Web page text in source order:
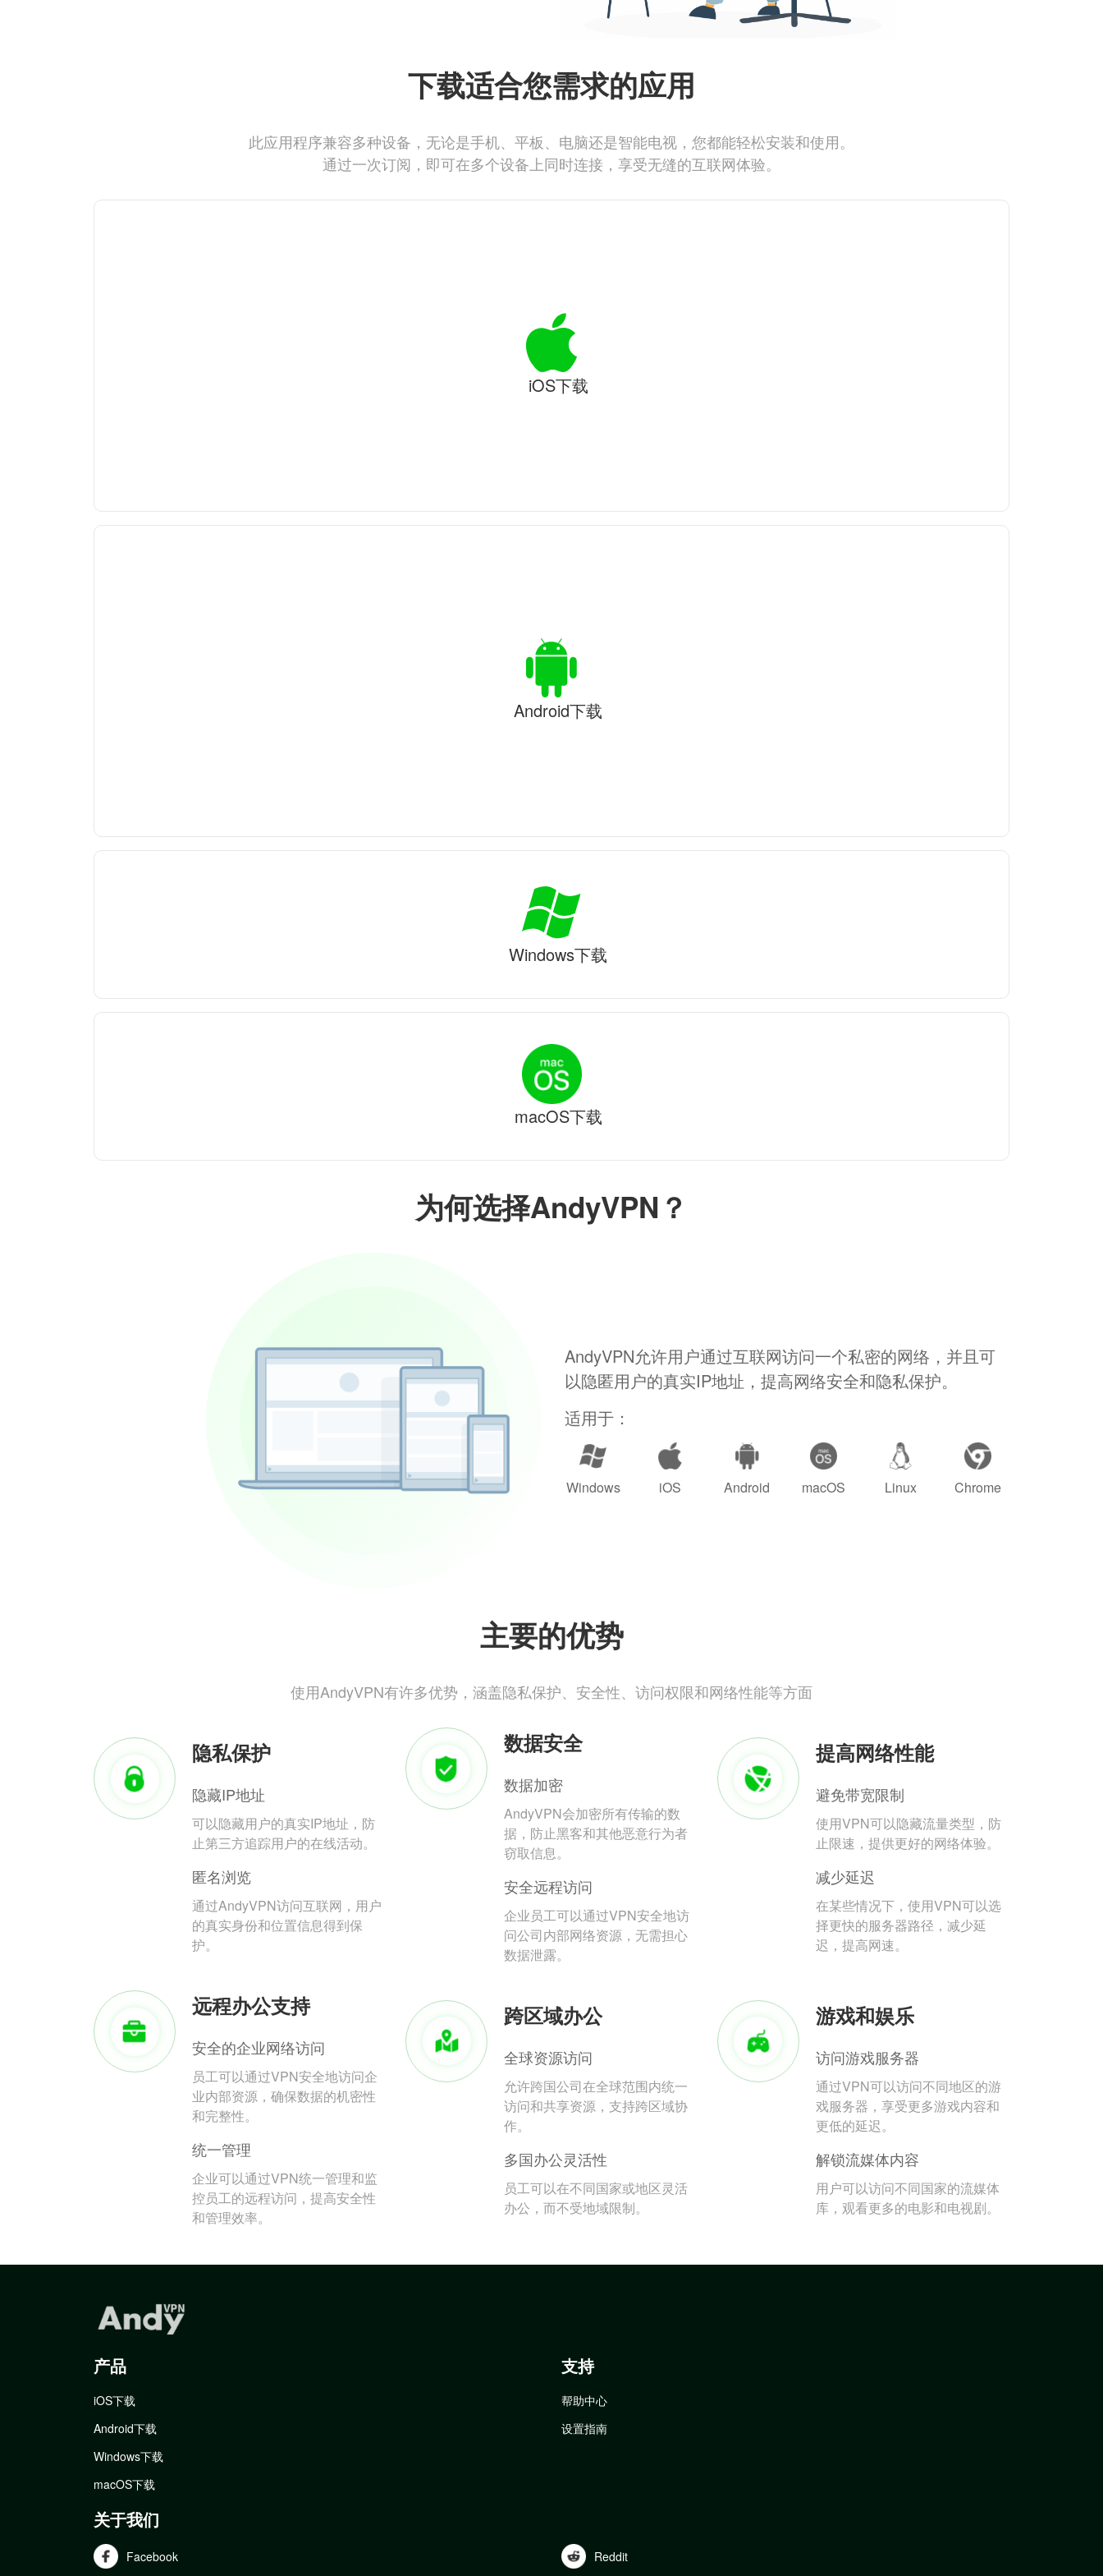
为何选择AndyVPN？
AndyVPN允许用户通过互联网访问一个私密的网络，并且可
以隐匿用户的真实IP地址，提高网络安全和隐私保护。
适用于：
Windows iOS Android macOS Linux Chrome
主要的优势
使用AndyVPN有许多优势，涵盖隐私保护、安全性、访问权限和网络性能等方面
隐私保护
隐藏IP地址
可以隐藏用户的真实IP地址，防
止第三方追踪用户的在线活动。
匿名浏览
通过AndyVPN访问互联网，用户
的真实身份和位置信息得到保
护。
数据安全
数据加密
AndyVPN会加密所有传输的数
据，防止黑客和其他恶意行为者
窃取信息。
安全远程访问
企业员工可以通过VPN安全地访
问公司内部网络资源，无需担心
数据泄露。
提高网络性能
避免带宽限制
使用VPN可以隐藏流量类型，防
止限速，提供更好的网络体验。
减少延迟
在某些情况下，使用VPN可以选
择更快的服务器路径，减少延
迟，提高网速。
远程办公支持
安全的企业网络访问
员工可以通过VPN安全地访问企
业内部资源，确保数据的机密性
和完整性。
统一管理
企业可以通过VPN统一管理和监
控员工的远程访问，提高安全性
和管理效率。
跨区域办公
全球资源访问
允许跨国公司在全球范围内统一
访问和共享资源，支持跨区域协
作。
多国办公灵活性
员工可以在不同国家或地区灵活
办公，而不受地域限制。
游戏和娱乐
访问游戏服务器
通过VPN可以访问不同地区的游
戏服务器，享受更多游戏内容和
更低的延迟。
解锁流媒体内容
用户可以访问不同国家的流媒体
库，观看更多的电影和电视剧。
下载适合您需求的应用
此应用程序兼容多种设备，无论是手机、平板、电脑还是智能电视，您都能轻松安装和使用。
通过一次订阅，即可在多个设备上同时连接，享受无缝的互联网体验。
iOS下载
Android下载
Windows下载
macOS下载
产品
iOS下载
Android下载
Windows下载
macOS下载
支持
帮助中心
设置指南
关于我们
Facebook Reddit